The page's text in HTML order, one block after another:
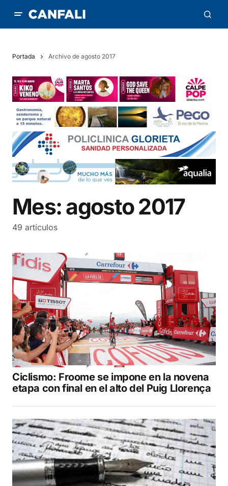
Portada Archivo de agosto 2017
Mes:agosto 2017
49 artículos
Ciclismo: Froome se impone en la novena
etapa con final en el alto del Puig Llorença